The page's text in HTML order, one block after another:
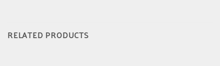
RELATED PRODUCTS